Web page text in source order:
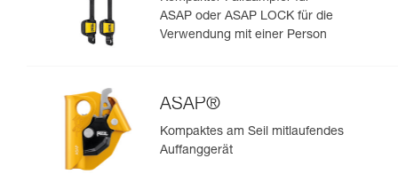
ASAP oder ASAP LOCK für die
Verwendung mit einer Person
ASAP®
Kompaktes am Seil mitlaufendes
Auffanggerät